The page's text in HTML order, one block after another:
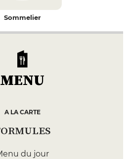
Sommelier
MENU
A LA CARTE
du jour